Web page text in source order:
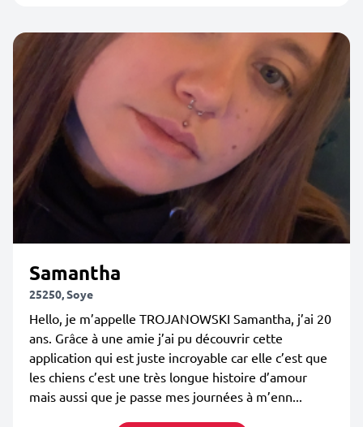
Samantha
25250, Soye
Hello, je m’appelle TROJANOWSKI Samantha, j’ai 20
ans. Grâce à une amie j’ai pu découvrir cette
application qui est juste incroyable car elle c’est que
les chiens c’est une très longue histoire d’amour
mais aussi que je passe mes journées à m’enn...